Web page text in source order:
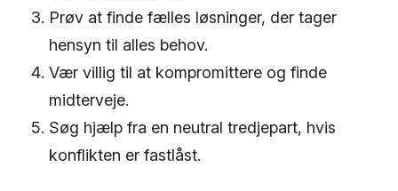
Prøv at finde fælles løsninger, der tager
hensyn til alles behov.
Vær villig til at kompromittere og finde
midterveje.
Søg hjælp fra en neutral tredjepart, hvis
konflikten er fastlåst.